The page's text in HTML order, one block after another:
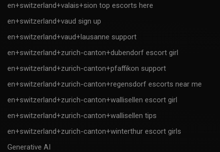
en+switzerland+valais+sion top escorts here
en+switzerland+vaud sign up
en+switzerland+vaud+lausanne support
en+switzerland+zurich-canton+dubendorf escort girl
en+switzerland+zurich-canton+pfaffikon support
en+switzerland+zurich-canton+regensdorf escorts near me
en+switzerland+zurich-canton+wallisellen escort girl
en+switzerland+zurich-canton+wallisellen tips
en+switzerland+zurich-canton+winterthur escort girls
Generative AI